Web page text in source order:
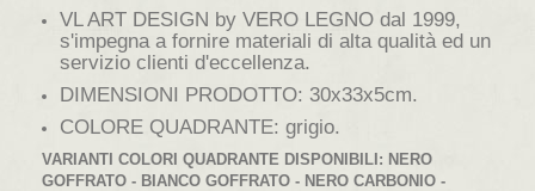
VL ART DESIGN by VERO LEGNO dal 1999,
s'impegna a fornire materiali di alta qualità ed un
servizio clienti d'eccellenza.
DIMENSIONI PRODOTTO: 30x33x5cm.
COLORE QUADRANTE: grigio.
VARIANTI COLORI QUADRANTE DISPONIBILI: NERO
GOFFRATO - BIANCO GOFFRATO - NERO CARBONIO -